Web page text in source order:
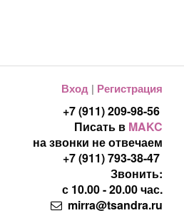
Вход | Регистрация
+7 (911) 209-98-56
Писать в MAKC
на звонки не отвечаем
+7 (911) 793-38-47
Звонить:
с 10.00 - 20.00 час.
mirra@tsandra.ru